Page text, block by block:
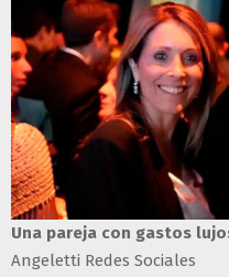
Una pareja con gastos
Angeletti Redes Sociales